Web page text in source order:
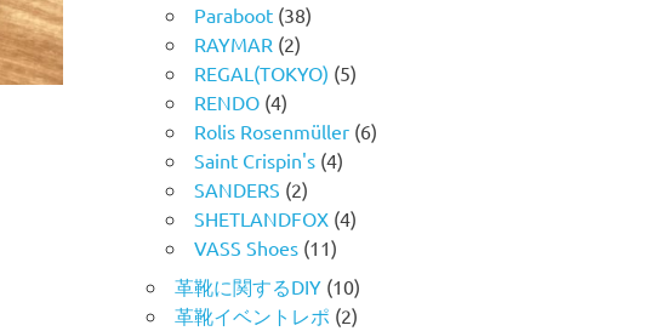
Paraboot (38)
RAYMAR (2)
REGAL(TOKYO) (5)
RENDO (4)
Rolis Rosenmüller (6)
Saint Crispin's (4)
SANDERS (2)
SHETLANDFOX (4)
VASS Shoes (11)
革靴に関するDIY (10)
革靴イベントレポ (2)